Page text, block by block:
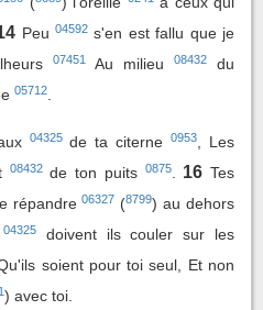
Peu04592 s'en est fallu que je
07451 Au milieu 08432
du
05712
04325de ta citerne0953
, Les
08432de ton puits 0875. 16 Tes
répandre06327 (8799) au dehors
04325
doivent ils couler sur les
soient pour toi seul, Et non
) avec toi.